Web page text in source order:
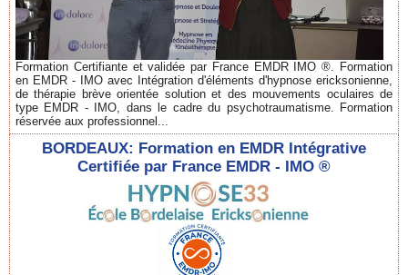
Formation Certifiante et validée par France EMDR IMO ®. Formation
en EMDR - IMO avec Intégration d'éléments d'hypnose ericksonienne,
de thérapie brève orientée solution et des mouvements oculaires de
type EMDR - IMO, dans le cadre du psychotraumatisme. Formation
réservée aux professionnel...
BORDEAUX: Formation en EMDR Intégrative
Certifiée par France EMDR - IMO ®